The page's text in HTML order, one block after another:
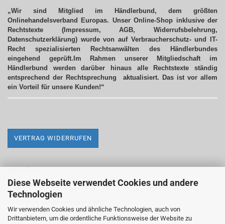
Diese Webseite verwendet Cookies und andere
Technologien
Wir verwenden Cookies und ähnliche Technologien, auch von
Drittanbietern, um die ordentliche Funktionsweise der Website zu
„Wir sind Mitglied im Händlerbund, dem größten
Onlinehandelsverband Europas. Unser Online-Shop inklusive der
Rechtstexte (Impressum, AGB, Widerrufsbelehrung,
Datenschutzerklärung) wurde von auf Verbraucherschutz- und IT-
Recht spezialisierten Rechtsanwälten des Händlerbundes
eingehend geprüft.Im Rahmen unserer Mitgliedschaft im
Händlerbund werden darüber hinaus alle Rechtstexte ständig
entsprechend der Rechtsprechung aktualisiert. Das ist vor allem
ein Vorteil für unsere Kunden!“
VERTRAG WIDERRUFEN
Impressum
Versand- & Zahlungsbedingungen
Widerrufsrecht & Widerrufsformular